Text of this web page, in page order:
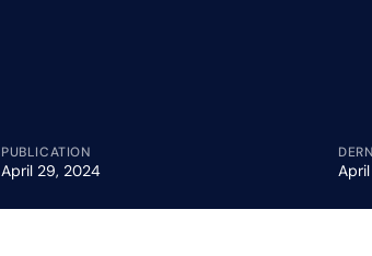
PUBLICATION
April 29, 2024